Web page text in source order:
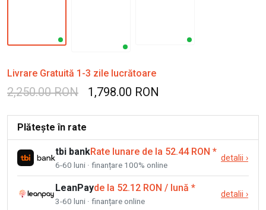
Livrare Gratuită 1-3 zile lucrătoare
2,250.00 RON 1,798.00 RON
Plătește în rate
tbi bankRate lunare de la 52.44 RON *
6-60 luni · finanțare 100% online
detalii ›
LeanPayde la 52.12 RON / lună *
3-60 luni · finanțare online
detalii ›